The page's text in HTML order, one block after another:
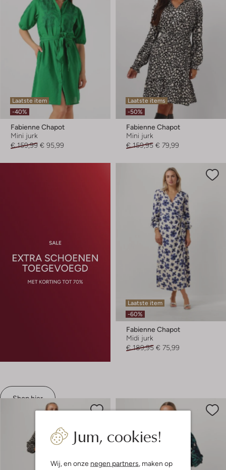
Jum, cookies!
Wij, en onze negen partners, maken op
Laatste item
-40%
Fabienne Chapot
Mini jurk
€ 159,99 € 95,99
Laatste items
-50%
Fabienne Chapot
Mini jurk
€ 159,95 € 79,99
Shop hier
Laatste item
-60%
Fabienne Chapot
Midi jurk
€ 189,95 € 75,99